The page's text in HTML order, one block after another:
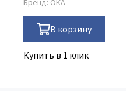
В корзину
Купить в 1 клик